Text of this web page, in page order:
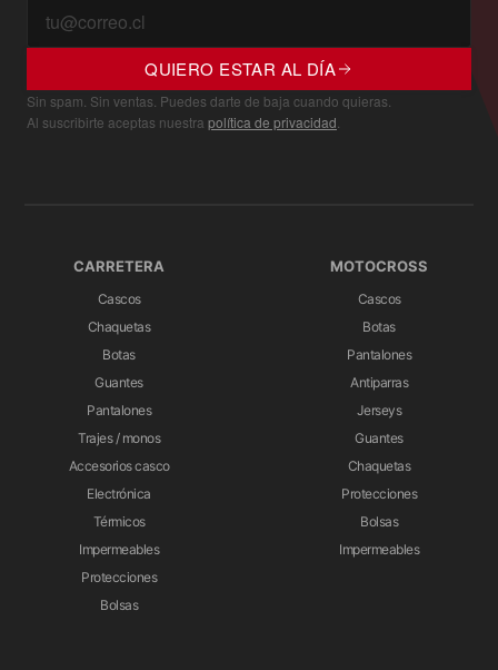
QUIERO ESTAR AL DÍA
Sin spam. Sin ventas. Puedes darte de baja cuando quieras.
Al suscribirte aceptas nuestra política de privacidad.
CARRETERA
Cascos
Chaquetas
Botas
Guantes
Pantalones
Trajes / monos
Accesorios casco
Electrónica
Térmicos
Impermeables
Protecciones
Bolsas
MOTOCROSS
Cascos
Botas
Pantalones
Antiparras
Jerseys
Guantes
Chaquetas
Protecciones
Bolsas
Impermeables